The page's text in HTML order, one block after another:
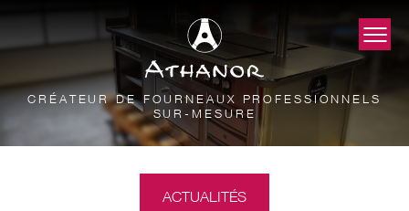
CRÉATEUR DE FOURNEAUX PROFESSIONNELS
SUR-MESURE
ACTUALITÉS